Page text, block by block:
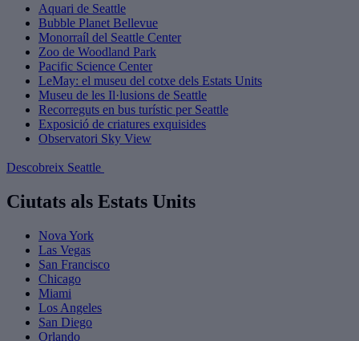
Aquari de Seattle
Bubble Planet Bellevue
Monorraíl del Seattle Center
Zoo de Woodland Park
Pacific Science Center
LeMay: el museu del cotxe dels Estats Units
Museu de les Il·lusions de Seattle
Recorreguts en bus turístic per Seattle
Exposició de criatures exquisides
Observatori Sky View
Descobreix Seattle
Ciutats als Estats Units
Nova York
Las Vegas
San Francisco
Chicago
Miami
Los Angeles
San Diego
Orlando